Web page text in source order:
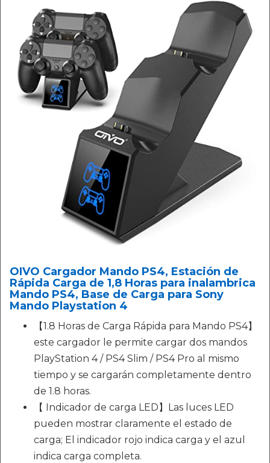
OIVO Cargador Mando PS4, Estación de
Rápida Carga de 1,8 Horas para inalambrica
Mando PS4, Base de Carga para Sony
Mando Playstation 4
【1.8 Horas de Carga Rápida para Mando PS4】
este cargador le permite cargar dos mandos
PlayStation 4 / PS4 Slim / PS4 Pro al mismo
tiempo y se cargarán completamente dentro
de 1.8 horas.
【 Indicador de carga LED】Las luces LED
pueden mostrar claramente el estado de
carga; El indicador rojo indica carga y el azul
indica carga completa.